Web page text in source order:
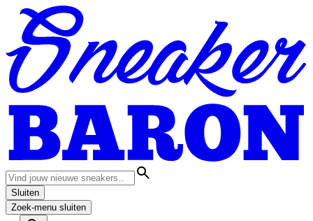
Sluiten
Zoek-menu sluiten